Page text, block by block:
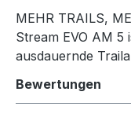
MEHR TRAILS,
Stream EVO AM 5
ausdauernde
Bewertungen